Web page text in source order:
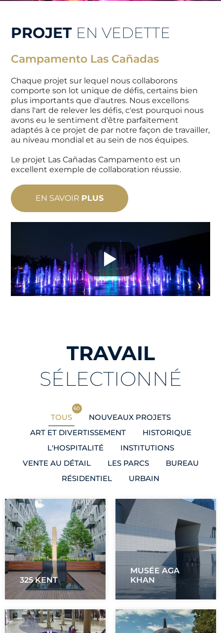
PROJET EN VEDETTE
Campamento Las Cañadas
Chaque projet sur lequel nous collaborons
comporte son lot unique de défis, certains bien
plus importants que d'autres. Nous excellons
dans l'art de relever les défis, c'est pourquoi nous
avons eu le sentiment d'être parfaitement
adaptés à ce projet de par notre façon de travailler,
au niveau mondial et au sein de nos équipes.
Le projet Las Cañadas Campamento est un
excellent exemple de collaboration réussie.
EN SAVOIR PLUS
TRAVAIL
SÉLECTIONNÉ
TOUS
60
NOUVEAUX PROJETS
ART ET DIVERTISSEMENT
HISTORIQUE
L'HOSPITALITÉ
INSTITUTIONS
VENTE AU DÉTAIL
LES PARCS
BUREAU
RÉSIDENTIEL
URBAIN
325 KENT
MUSÉE AGA
KHAN